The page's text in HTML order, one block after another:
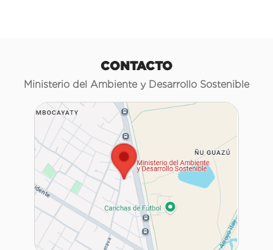
CONTACTO
Ministerio del Ambiente y Desarrollo Sostenible